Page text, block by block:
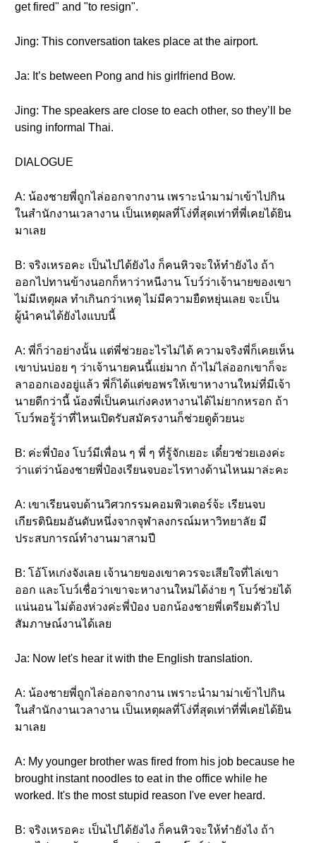
get fired" and "to resign".
Jing: This conversation takes place at the airport.
Ja: It’s between Pong and his girlfriend Bow.
Jing: The speakers are close to each other, so they’ll be
using informal Thai.
DIALOGUE
A: น้องชายพี่ถูกไล่ออกจากงาน เพราะนำมาม่าเข้าไปกิน
ในสำนักงานเวลางาน เป็นเหตุผลที่โง่ที่สุดเท่าที่พี่เคยได้ยิน
มาเลย
B: จริงเหรอคะ เป็นไปได้ยังไง ก็คนหิวจะให้ทำยังไง ถ้า
ออกไปทานข้างนอกก็หาว่าหนีงาน โบว์ว่าเจ้านายของเขา
ไม่มีเหตุผล ทำเกินกว่าเหตุ ไม่มีความยืดหยุ่นเลย จะเป็น
ผู้นำคนได้ยังไงแบบนี้
A: พี่ก็ว่าอย่างนั้น แต่พี่ช่วยอะไรไม่ได้ ความจริงพี่ก็เคยเห็น
เขาบ่นบ่อย ๆ ว่าเจ้านายคนนี้แย่มาก ถ้าไม่ไล่ออกเขาก็จะ
ลาออกเองอยู่แล้ว พี่ก็ได้แต่ขอพรให้เขาหางานใหม่ที่มีเจ้า
นายดีกว่านี้ น้องพี่เป็นคนเก่งคงหางานได้ไม่ยากหรอก ถ้า
โบว์พอรู้ว่าที่ไหนเปิดรับสมัครงานก็ช่วยดูด้วยนะ
B: ค่ะพี่ป๋อง โบว์มีเพื่อน ๆ พี่ ๆ ที่รู้จักเยอะ เดี๋ยวช่วยเองค่ะ
ว่าแต่ว่าน้องชายพี่ป๋องเรียนจบอะไรทางด้านไหนมาล่ะคะ
A: เขาเรียนจบด้านวิศวกรรมคอมพิวเตอร์จ้ะ เรียนจบ
เกียรตินิยมอันดับหนึ่งจากจุฬาลงกรณ์มหาวิทยาลัย มี
ประสบการณ์ทำงานมาสามปี
B: โอ้โหเก่งจังเลย เจ้านายของเขาควรจะเสียใจที่ไล่เขา
ออก และโบว์เชื่อว่าเขาจะหางานใหม่ได้ง่าย ๆ โบว์ช่วยได้
แน่นอน ไม่ต้องห่วงค่ะพี่ป๋อง บอกน้องชายพี่เตรียมตัวไป
สัมภาษณ์งานได้เลย
Ja: Now let's hear it with the English translation.
A: น้องชายพี่ถูกไล่ออกจากงาน เพราะนำมาม่าเข้าไปกิน
ในสำนักงานเวลางาน เป็นเหตุผลที่โง่ที่สุดเท่าที่พี่เคยได้ยิน
มาเลย
A: My younger brother was fired from his job because he
brought instant noodles to eat in the office while he
worked. It's the most stupid reason I've ever heard.
B: จริงเหรอคะ เป็นไปได้ยังไง ก็คนหิวจะให้ทำยังไง ถ้า